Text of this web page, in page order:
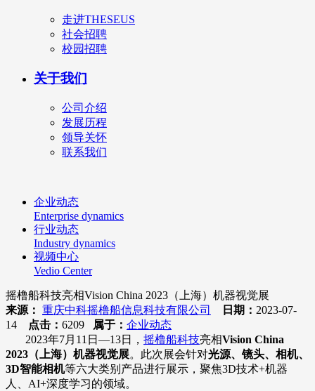
走进THESEUS
社会招聘
校园招聘
关于我们
公司介绍
发展历程
领导关怀
联系我们
企业动态
Enterprise dynamics
行业动态
Industry dynamics
视频中心
Vedio Center
摇橹船科技亮相Vision China 2023（上海）机器视觉展
来源： 重庆中科摇橹船信息科技有限公司 日期： 2023-07-
14
点击： 6209 属于： 企业动态
2023年7月11日—13日， 摇橹船科技亮相Vision China
2023（上海）机器视觉展。此次展会针对光源、镜头、相机、
3D智能相机等六大类别产品进行展示，聚焦3D技术+机器
人、AI+深度学习的领域。